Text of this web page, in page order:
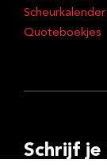
Scheurkalender
Quoteboekjes
Schrijf je